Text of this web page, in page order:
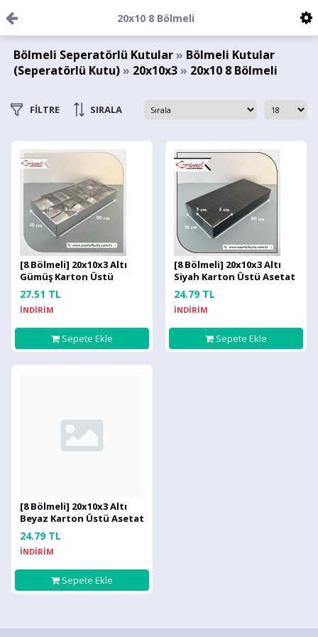
20x10 8 Bölmeli
Bölmeli Seperatörlü Kutular» Bölmeli Kutular
(Seperatörlü Kutu)» 20x10x3» 20x10 8 Bölmeli
FİLTRE SIRALA
[8 Bölmeli] 20x10x3 Altı
Gümüş Karton Üstü
Asetat Kutu
27.51 TL
İNDİRİM
Sepete Ekle
[8 Bölmeli] 20x10x3 Altı
Siyah Karton Üstü Asetat
Kutu
24.79 TL
İNDİRİM
Sepete Ekle
[8 Bölmeli] 20x10x3 Altı
Beyaz Karton Üstü Asetat
Kutu
24.79 TL
İNDİRİM
Sepete Ekle